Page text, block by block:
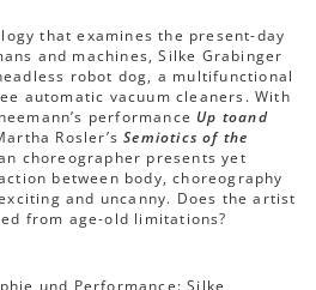
that examines the present-day
and machines, Silke Grabinger
robot dog, a multifunctional
automatic vacuum cleaners. With
performance Up toand
Rosler’sSemiotics of the
choreographer presents yet
between body, choreography
and uncanny. Does the artist
from age-old limitations?
und Performance: Silke